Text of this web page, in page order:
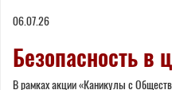
06.07.26
Безопасность в
В рамках акции «Каникулы с